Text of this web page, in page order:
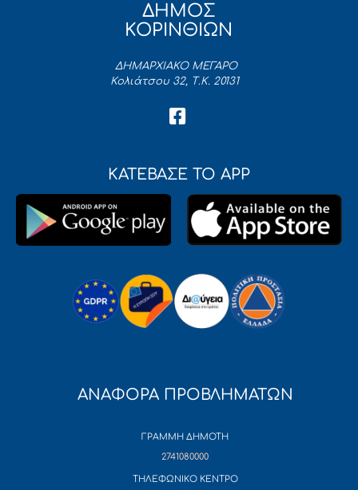
ΔΗΜΟΣ
ΚΟΡΙΝΘΙΩΝ
ΔΗΜΑΡΧΙΑΚΟ ΜΕΓΑΡΟ
Κολιάτσου 32, Τ.Κ. 20131
ΚΑΤΕΒΑΣΕ ΤΟ APP
ΑΝΑΦΟΡΑ ΠΡΟΒΛΗΜΑΤΩΝ
ΓΡΑΜΜΗ ΔΗΜΟΤΗ
2741080000
ΤΗΛΕΦΩΝΙΚΟ ΚΕΝΤΡΟ